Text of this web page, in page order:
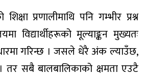
प्रणालीमाथि पनि गम्भीर प्रश्न
विद्यार्थीहरूको मूल्याङ्कन मुख्यतः
गरिन्छ । जसले धेरै अंक ल्याउँछ,
तर सबै बालबालिकाको क्षमता एउटै